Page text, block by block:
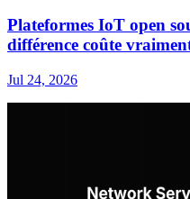
Plateformes IoT open
différence coûte
Jul 24, 2026